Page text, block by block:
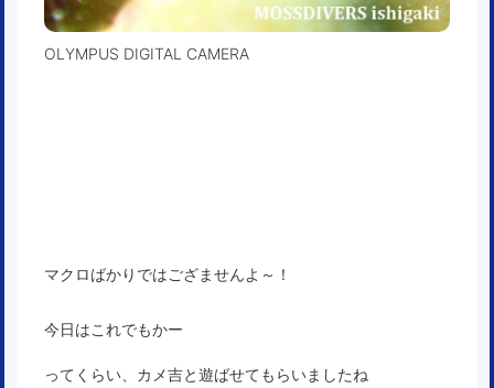
OLYMPUS DIGITAL CAMERA
マクロばかりではござませんよ～！
今日はこれでもかー
ってくらい、カメ吉と遊ばせてもらいましたね